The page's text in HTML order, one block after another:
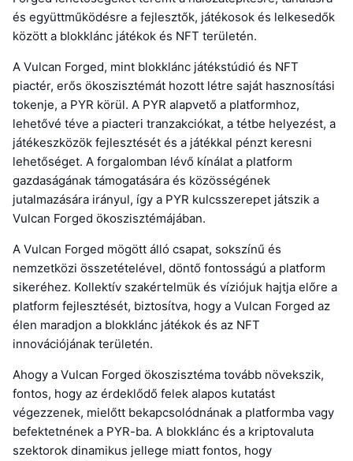
és együttműködésre a fejlesztők, játékosok és lelkesedők
között a blokklánc játékok és NFT területén.
A Vulcan Forged, mint blokklánc játékstúdió és NFT
piactér, erős ökoszisztémát hozott létre saját hasznosítási
tokenje, a PYR körül. A PYR alapvető a platformhoz,
lehetővé téve a piacteri tranzakciókat, a tétbe helyezést, a
játékeszközök fejlesztését és a játékkal pénzt keresni
lehetőséget. A forgalomban lévő kínálat a platform
gazdaságának támogatására és közösségének
jutalmazására irányul, így a PYR kulcsszerepet játszik a
Vulcan Forged ökoszisztémájában.
A Vulcan Forged mögött álló csapat, sokszínű és
nemzetközi összetételével, döntő fontosságú a platform
sikeréhez. Kollektív szakértelmük és víziójuk hajtja előre a
platform fejlesztését, biztosítva, hogy a Vulcan Forged az
élen maradjon a blokklánc játékok és az NFT
innovációjának területén.
Ahogy a Vulcan Forged ökoszisztéma tovább növekszik,
fontos, hogy az érdeklődő felek alapos kutatást
végezzenek, mielőtt bekapcsolódnának a platformba vagy
befektetnének a PYR-ba. A blokklánc és a kriptovaluta
szektorok dinamikus jellege miatt fontos, hogy